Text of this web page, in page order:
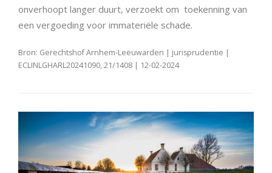
onverhoopt langer duurt, verzoekt om toekenning van
een vergoeding voor immateriële schade.
Bron: Gerechtshof Arnhem-Leeuwarden | jurisprudentie |
ECLINLGHARL20241090, 21/1408 | 12-02-2024